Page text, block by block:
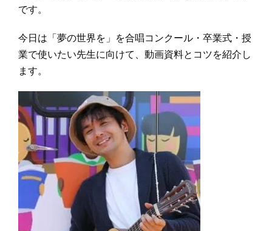
です。
今日は「夢の世界を」を合唱コンクール・卒業式・授
業で使いたい先生に向けて、動画資料とコツを紹介し
ます。